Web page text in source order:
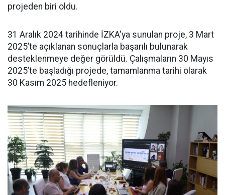
projeden biri oldu.
31 Aralık 2024 tarihinde İZKA'ya sunulan proje, 3 Mart
2025’te açıklanan sonuçlarla başarılı bulunarak
desteklenmeye değer görüldü. Çalışmaların 30 Mayıs
2025’te başladığı projede, tamamlanma tarihi olarak
30 Kasım 2025 hedefleniyor.